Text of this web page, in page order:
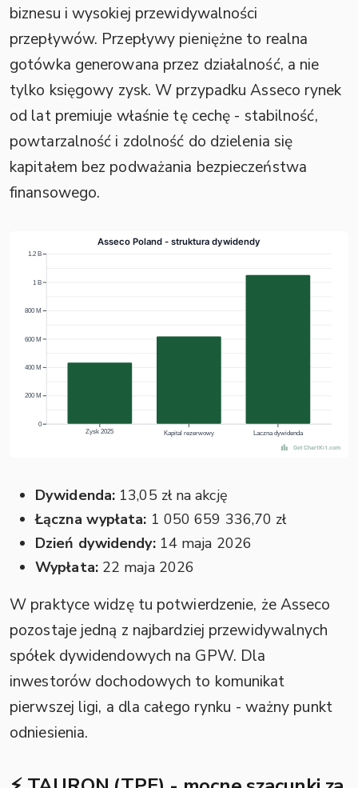
biznesu i wysokiej przewidywalności
przepływów. Przepływy pieniężne to realna
gotówka generowana przez działalność, a nie
tylko księgowy zysk. W przypadku Asseco rynek
od lat premiuje właśnie tę cechę - stabilność,
powtarzalność i zdolność do dzielenia się
kapitałem bez podważania bezpieczeństwa
finansowego.
Dywidenda: 13,05 zł na akcję
Łączna wypłata: 1 050 659 336,70 zł
Dzień dywidendy:14 maja 2026
Wypłata:22 maja 2026
W praktyce widzę tu potwierdzenie, że Asseco
pozostaje jedną z najbardziej przewidywalnych
spółek dywidendowych na GPW. Dla
inwestorów dochodowych to komunikat
pierwszej ligi, a dla całego rynku - ważny punkt
odniesienia.